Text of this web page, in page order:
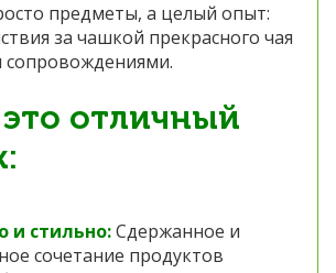
предметы, а целый опыт:
за чашкой прекрасного чая
отличный
и стильно:Сдержанное и
сочетание продуктов